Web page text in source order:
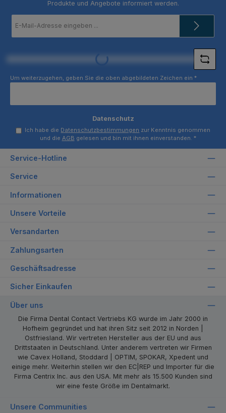
Produkte und Angebote informiert werden.
Mail-
Loading...
Um weiterzugehen, geben Sie die oben abgebildeten Zeichen ein *
Datenschutz
Ich habe die Datenschutzbestimmungen zur Kenntnis genommen
und die AGB gelesen und bin mit ihnen einverstanden. *
Service-Hotline
Service
Informationen
Unsere Vorteile
Versandarten
Zahlungsarten
Geschäftsadresse
Sicher Einkaufen
Über uns
Die Firma Dental Contact Vertriebs KG wurde im Jahr 2000 in
Hofheim gegründet und hat ihren Sitz seit 2012 in Norden |
Ostfriesland. Wir vertreten Hersteller aus der EU und aus
Drittstaaten in Deutschland. Unter anderem vertreten wir Firmen
wie Cavex Holland, Stoddard | OPTIM, SPOKAR, Xpedent und
einige mehr. Weiterhin stellen wir den EC|REP und Importer für die
Firma Centrix Inc. aus den USA. Mit mehr als 15.500 Kunden sind
wir eine feste Größe im Dentalmarkt.
Unsere Communities